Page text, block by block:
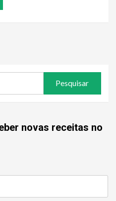
novas receitas no